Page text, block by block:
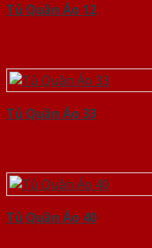
Tủ Quần Áo 12
Tủ Quần Áo 33
Tủ Quần Áo 40